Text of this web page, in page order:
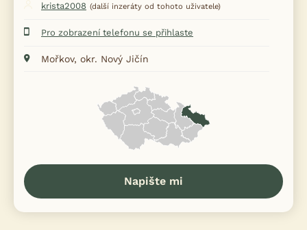
krista2008 (další inzeráty od tohoto uživatele)
Pro zobrazení telefonu se přihlaste
Mořkov, okr. Nový Jičín
Napište mi